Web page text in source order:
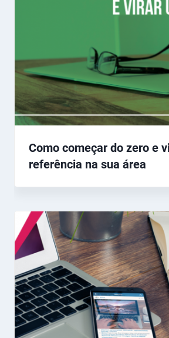
Como começar do zero e
referência na sua área